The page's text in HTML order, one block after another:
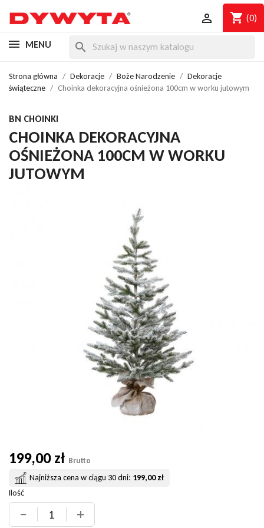
shopping_cart (0)

MENU search
Strona główna Dekoracje Boże Narodzenie
Dekoracje
świąteczne
Choinka dekoracyjna ośnieżona 100cm w worku jutowym
BN CHOINKI
CHOINKA DEKORACYJNA
OŚNIEŻONA 100CM W WORKU
JUTOWYM
199,00 zł Brutto
Najniższa cena w ciągu 30 dni: 199,00 zł
Ilość
− +